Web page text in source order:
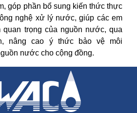
góp phần bổ sung kiến thức thực
nghệ xử lý nước, giúp các em
quan trọng của nguồn nước, qua
nâng cao ý thức bảo vệ môi
nước cho cộng đồng.